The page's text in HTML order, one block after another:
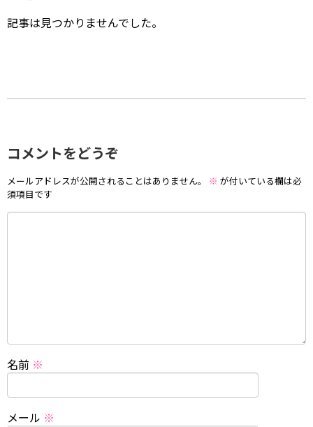
記事は見つかりませんでした。
コメントをどうぞ
メールアドレスが公開されることはありません。 ※ が付いている欄は必
須項目です
名前 ※
メール ※